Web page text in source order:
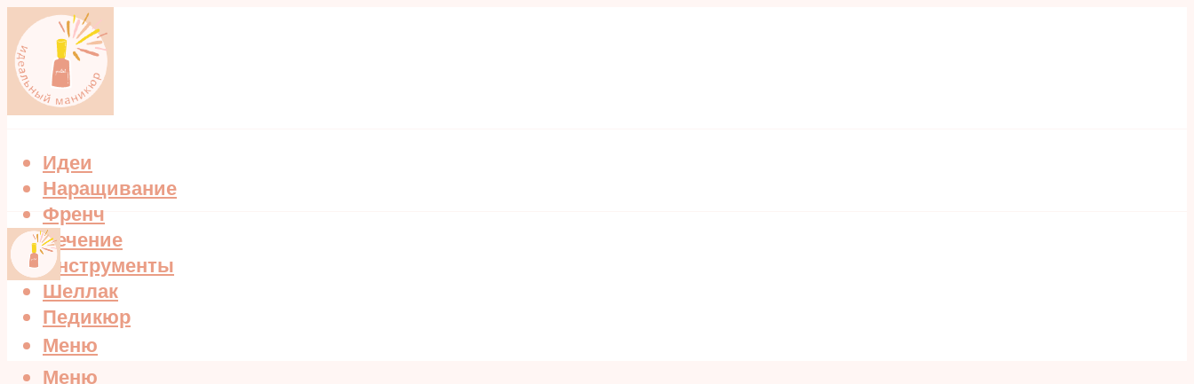
Идеи
Наращивание
Френч
Лечение
Инструменты
Шеллак
Педикюр
Меню
Меню